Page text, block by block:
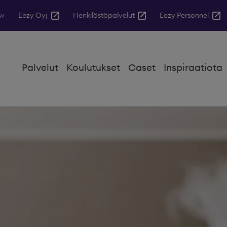
Eezy Oyj Henkilöstöpalvelut Eezy Personnel
Palvelut Koulutukset Caset Inspiraatiota